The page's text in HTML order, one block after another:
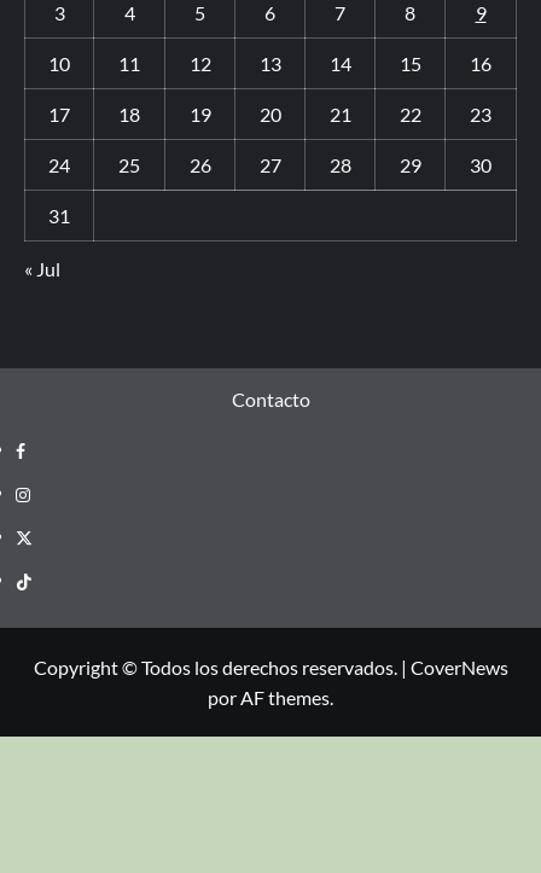
3 4 5 6 7 8 9
10 11 12 13 14 15 16
17 18 19 20 21 22 23
24 25 26 27 28 29 30
31
« Jul
Contacto
Copyright © Todos los derechos reservados. | CoverNews
por AF themes.